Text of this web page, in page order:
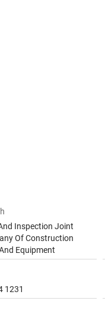
Inspection Joint
Of Construction
Equipment
1231